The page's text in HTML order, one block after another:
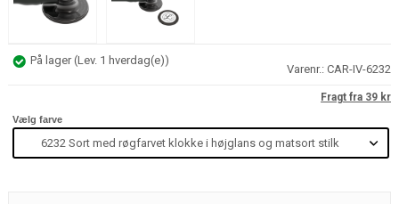
På lager(Lev. 1 hverdag(e))
Varenr.:CAR-IV-6232
Fragt fra 39 kr
Vælg farve